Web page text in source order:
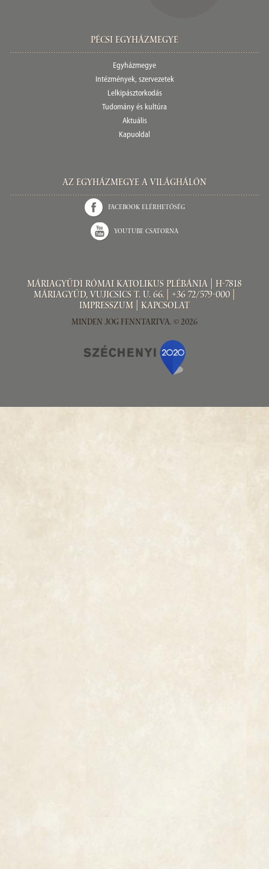
Pécsi egyházmegye
Egyházmegye
Intézmények, szervezetek
Lelkipásztorkodás
Tudomány és kultúra
Aktuális
Kapuoldal
Az Egyházmegye a világhálón
Facebook elérhetőség
Youtube csatorna
Máriagyűdi Római Katolikus Plébánia | H-7818
Máriagyűd, Vujicsics T. u. 66. | +36 72/579-000 |
Impresszum
Kapcsolat
Minden jog fenntartva. © 2026